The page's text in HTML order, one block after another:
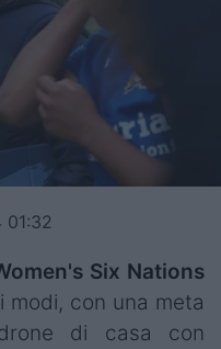
01:32
Six Nations
modi, con una meta
di casa con